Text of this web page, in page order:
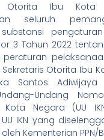
Otorita Ibu Kota
seluruh
3 Tahun 2022
peraturan
Otorita Ibu
Santos
Undang
Negara (UU
IKN yang
Kementerian PPN/